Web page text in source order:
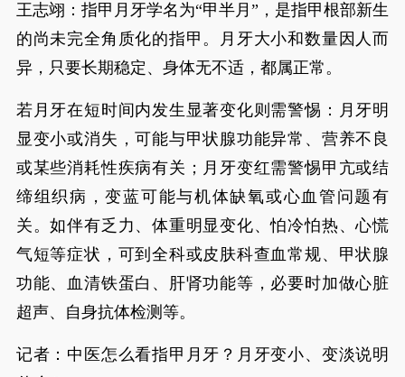
王志翊：指甲月牙学名为“甲半月”，是指甲根部新生
的尚未完全角质化的指甲。月牙大小和数量因人而
异，只要长期稳定、身体无不适，都属正常。
若月牙在短时间内发生显著变化则需警惕：月牙明
显变小或消失，可能与甲状腺功能异常、营养不良
或某些消耗性疾病有关；月牙变红需警惕甲亢或结
缔组织病，变蓝可能与机体缺氧或心血管问题有
关。如伴有乏力、体重明显变化、怕冷怕热、心慌
气短等症状，可到全科或皮肤科查血常规、甲状腺
功能、血清铁蛋白、肝肾功能等，必要时加做心脏
超声、自身抗体检测等。
记者：中医怎么看指甲月牙？月牙变小、变淡说明